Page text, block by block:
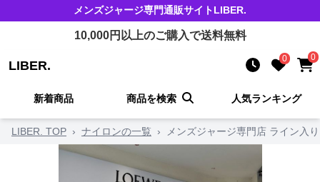
メンズジャージ専門通販サイトLIBER.
10,000円以上のご購入で送料無料
LIBER. 0 0
新着商品 商品を検索 人気ランキング
LIBER. TOP › ナイロンの一覧 › メンズジャージ専門店 ライン入